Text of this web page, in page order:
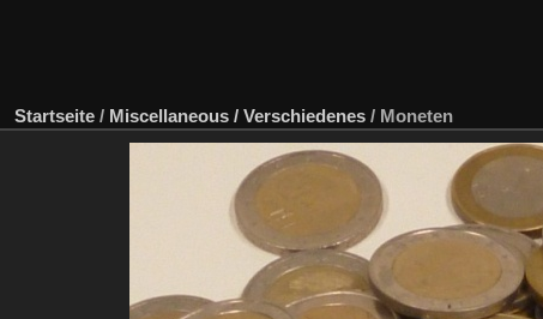
Startseite / Miscellaneous / Verschiedenes / Moneten